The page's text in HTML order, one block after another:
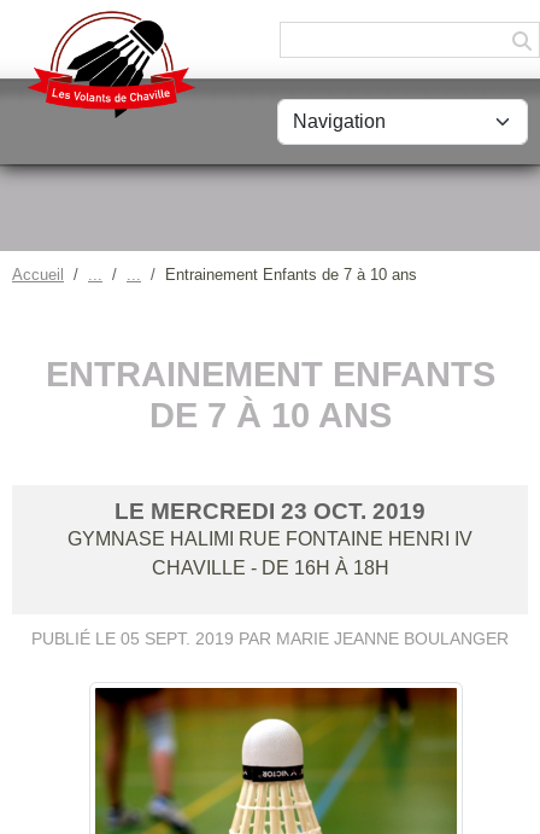
Accueil Entrainement Enfants de 7 à 10 ans
ENTRAINEMENT ENFANTS
DE 7 À 10 ANS
LE MERCREDI 23 OCT. 2019
GYMNASE HALIMI RUE FONTAINE HENRI IV
CHAVILLE - DE 16H À 18H
PUBLIÉ LE 05 SEPT. 2019 PAR MARIE JEANNE BOULANGER
Panneau de gestion des cookies